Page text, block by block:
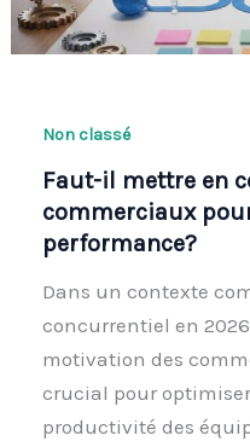
Non classé
Faut-il mettre en
commerciaux
performance?
Dans un contexte
concurrentiel en
motivation des
crucial pour
productivité des